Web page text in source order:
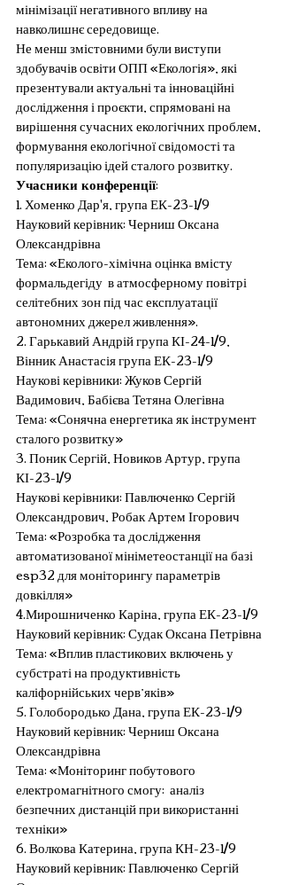
мінімізації негативного впливу на
навколишнє середовище.
Не менш змістовними були виступи
здобувачів освіти ОПП «Екологія», які
презентували актуальні та інноваційні
дослідження і проєкти, спрямовані на
вирішення сучасних екологічних проблем,
формування екологічної свідомості та
популяризацію ідей сталого розвитку.
Учасники конференції:
1. Хоменко Дар'я, група ЕК-23-1/9
Науковий керівник: Черниш Оксана
Олександрівна
Тема: «Еколого-хімічна оцінка вмісту
формальдегіду  в атмосферному повітрі
селітебних зон під час експлуатації
автономних джерел живлення».
2. Гарькавий Андрій група КІ-24-1/9,
Вінник Анастасія група ЕК-23-1/9
Наукові керівники: Жуков Сергій
Вадимович, Бабієва Тетяна Олегівна
Тема: «Сонячна енергетика як інструмент
сталого розвитку»
3. Поник Сергій, Новиков Артур, група
КІ-23-1/9
Наукові керівники: Павлюченко Сергій
Олександрович, Робак Артем Ігорович
Тема: «Розробка та дослідження
автоматизованої мініметеостанції на базі
esp32 для моніторингу параметрів
довкілля»
4.Мирошниченко Каріна, група ЕК-23-1/9
Науковий керівник: Судак Оксана Петрівна
Тема: «Вплив пластикових включень у
субстраті на продуктивність
каліфорнійських черв’яків»
5. Голобородько Дана, група ЕК-23-1/9
Науковий керівник: Черниш Оксана
Олександрівна
Тема: «Моніторинг побутового
електромагнітного смогу:  аналіз
безпечних дистанцій при використанні
техніки»
6. Волкова Катерина, група КН-23-1/9
Науковий керівник: Павлюченко Сергій